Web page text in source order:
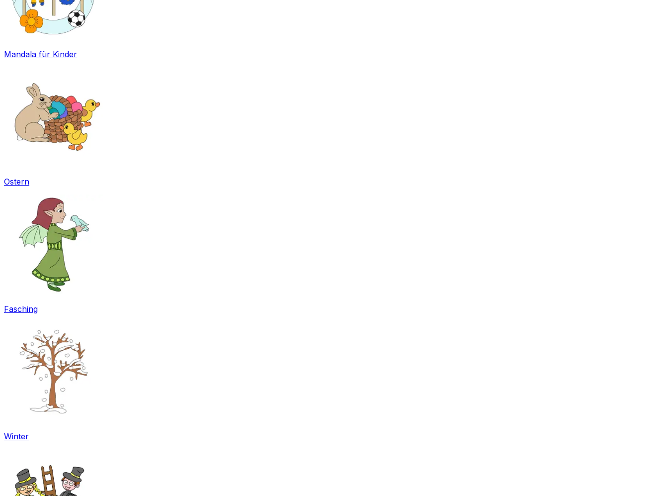
Mandala für Kinder
Ostern
Fasching
Winter